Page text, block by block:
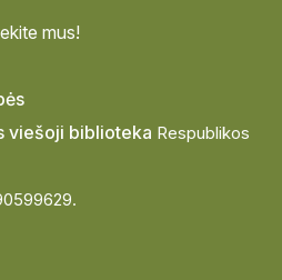
mus!
viešoji biblioteka Respublikos